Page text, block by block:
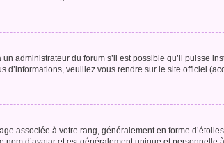
administrateur du forum s’il est possible qu’il puisse
d’informations, veuillez vous rendre sur le site officiel
associée à votre rang, généralement en forme